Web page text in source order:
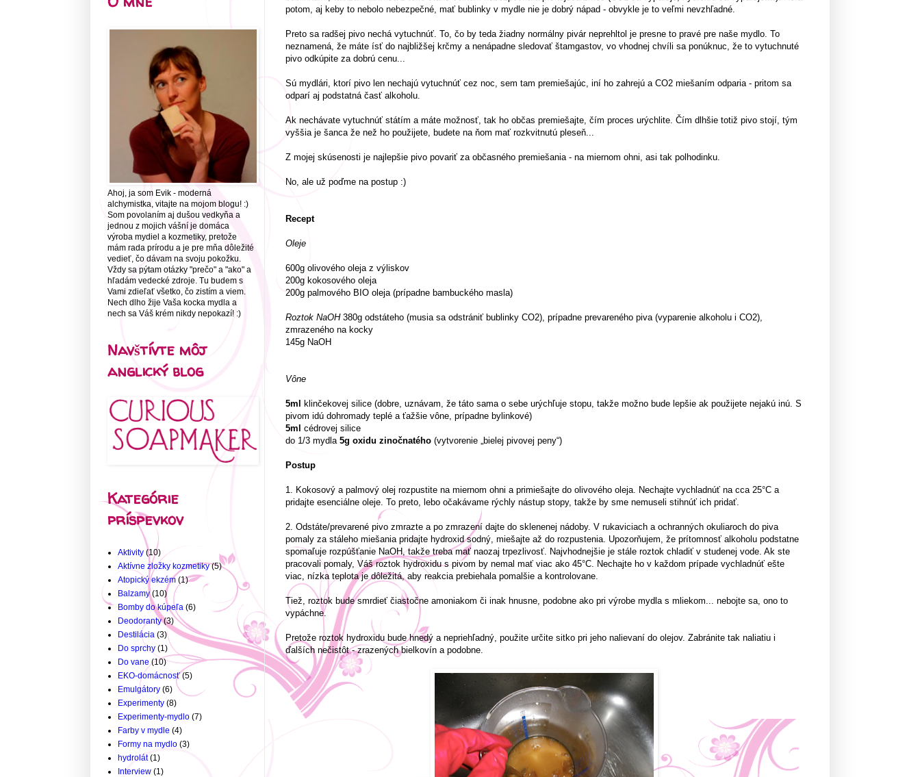
potom, aj keby to nebolo nebezpečné, mať bublinky v mydle nie je dobrý nápad - obvykle je to veľmi nevzhľadné.
Preto sa radšej pivo nechá vytuchnúť. To, čo by teda žiadny normálny pivár neprehltol je presne to pravé pre naše mydlo. To
neznamená, že máte ísť do najbližšej krčmy a nenápadne sledovať štamgastov, vo vhodnej chvíli sa ponúknuc, že to vytuchnuté
pivo odkúpite za dobrú cenu...
Sú mydlári, ktorí pivo len nechajú vytuchnúť cez noc, sem tam premiešajúc, iní ho zahrejú a CO2 miešaním odparia - pritom sa
odparí aj podstatná časť alkoholu.
Ak nechávate vytuchnúť státím a máte možnosť, tak ho občas premiešajte, čím proces urýchlite. Čím dlhšie totiž pivo stojí, tým
vyššia je šanca že než ho použijete, budete na ňom mať rozkvitnutú pleseň...
Z mojej skúsenosti je najlepšie pivo povariť za občasného premiešania - na miernom ohni, asi tak polhodinku.
No, ale už poďme na postup :)
Recept
Oleje
600g olivového oleja z výliskov
200g kokosového oleja
200g palmového BIO oleja (prípadne bambuckého masla)
Roztok NaOH 380g odstáteho (musia sa odstrániť bublinky CO2), prípadne prevareného piva (vyparenie alkoholu i CO2),
zmrazeného na kocky
145g NaOH
Vône
5ml
klinčekovej silice (dobre, uznávam, že táto sama o sebe urýchľuje stopu, takže možno bude lepšie ak použijete nejakú inú. S
pivom idú dohromady teplé a ťažšie vône, prípadne bylinkové)
5ml cédrovej silice
do 1/3 mydla 5g oxidu zinočnatého (vytvorenie „bielej pivovej peny“)
Postup
1. Kokosový a palmový olej rozpustite na miernom ohni a primiešajte do olivového oleja. Nechajte vychladnúť na cca 25°C a
pridajte esenciálne oleje. To preto, lebo očakávame rýchly nástup stopy, takže by sme nemuseli stihnúť ich pridať.
2. Odstáte/prevarené pivo zmrazte a po zmrazení dajte do sklenenej nádoby. V rukaviciach a ochranných okuliaroch do piva
pomaly za stáleho miešania pridajte hydroxid sodný, miešajte až do rozpustenia. Upozorňujem, že prítomnosť alkoholu podstatne
spomaľuje rozpúšťanie NaOH, takže treba mať naozaj trpezlivosť. Najvhodnejšie je stále roztok chladiť v studenej vode. Ak ste
pracovali pomaly, Váš roztok hydroxidu s pivom by nemal mať viac ako 45°C. Nechajte ho v každom prípade vychladnúť ešte
viac, nízka teplota je dôležitá, aby reakcia prebiehala pomalšie a kontrolovane.
Tiež, roztok bude smrdieť čiastočne amoniakom či inak hnusne, podobne ako pri výrobe mydla s mliekom... nebojte sa, ono to
vypáchne.
Pretože roztok hydroxidu bude hnedý a nepriehľadný, použite určite sitko pri jeho nalievaní do olejov. Zabránite tak naliatiu i
ďalších nečistôt - zrazených bielkovín a podobne.
Ahoj, ja som Evik - moderná
alchymistka, vitajte na mojom blogu! :)
Som povolaním aj dušou vedkyňa a
jednou z mojich vášní je domáca
výroba mydiel a kozmetiky, pretože
mám rada prírodu a je pre mňa dôležité
vedieť, čo dávam na svoju pokožku.
Vždy sa pýtam otázky "prečo" a "ako" a
hľadám vedecké zdroje. Tu budem s
Vami zdieľať všetko, čo zistím a viem.
Nech dlho žije Vaša kocka mydla a
nech sa Váš krém nikdy nepokazí! :)
Navštívte môj
anglický blog
Kategórie
príspevkov
Aktivity (10)
Aktívne zložky kozmetiky (5)
Atopický ekzém (1)
Balzamy (10)
Bomby do kúpeľa (6)
Deodoranty (3)
Destilácia (3)
Do sprchy (1)
Do vane (10)
EKO-domácnosť (5)
Emulgátory (6)
Experimenty (8)
Experimenty-mydlo (7)
Farby v mydle (4)
Formy na mydlo (3)
hydrolát (1)
Interview (1)